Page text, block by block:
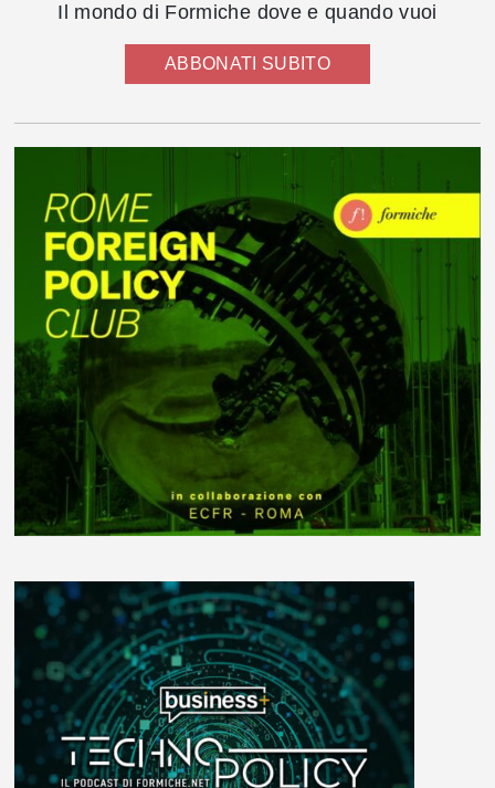
Il mondo di Formiche dove e quando vuoi
ABBONATI SUBITO